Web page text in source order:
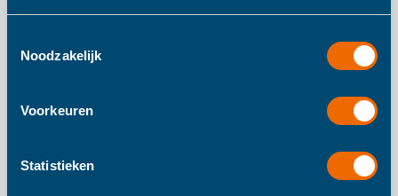
Noodzakelijk
Voorkeuren
Statistieken